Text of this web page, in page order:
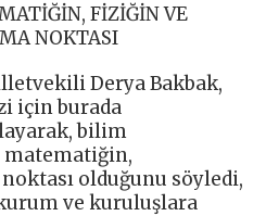
FİZİĞİN VE
NOKTASI
Derya Bakbak,
için burada
bilim
olduğunu söyledi,
ve kuruluşlara